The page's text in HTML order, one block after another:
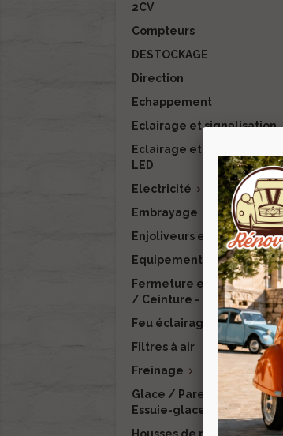
2CV
Compteurs
DESTOCKAGE
Direction
Echappement
Eclairage et signalisation
Eclairage et signalisation
LED
Electricité 
Embrayage
Enjoliveurs et finitions
Equipement intérieur
Fermeture et verrouillage
/ Ceinture - RENOV 2CV
Feu éclairage LED
Filtres à air
Freinage 
Glace / Pare-brise /
Essuie-glace / Lave-glace